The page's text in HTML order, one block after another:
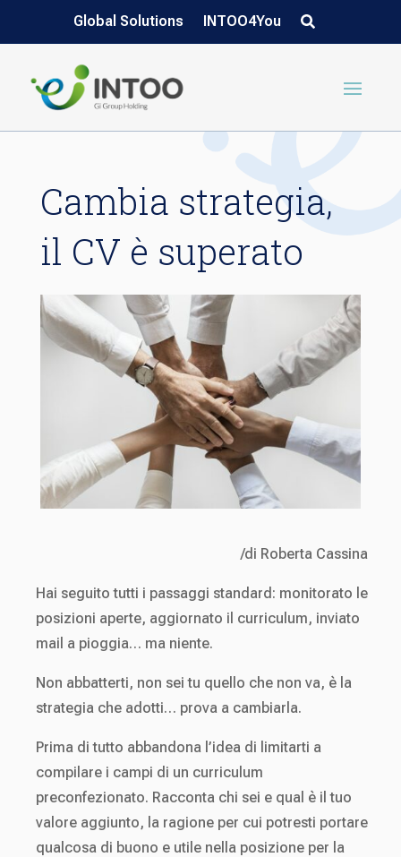
Global Solutions INTOO4You
Cambia strategia,
il CV è superato
/di Roberta Cassina
Hai seguito tutti i passaggi standard: monitorato le
posizioni aperte, aggiornato il curriculum, inviato
mail a pioggia… ma niente.
Non abbatterti, non sei tu quello che non va, è la
strategia che adotti… prova a cambiarla.
Prima di tutto abbandona l’idea di limitarti a
compilare i campi di un curriculum
preconfezionato. Racconta chi sei e qual è il tuo
valore aggiunto, la ragione per cui potresti portare
qualcosa di buono e utile nella posizione per la